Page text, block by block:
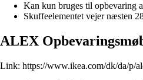
Kan kun bruges til opbevaring
Skuffeelementet vejer næsten
ALEX
Link: https://www.ikea.com/dk/da/p/